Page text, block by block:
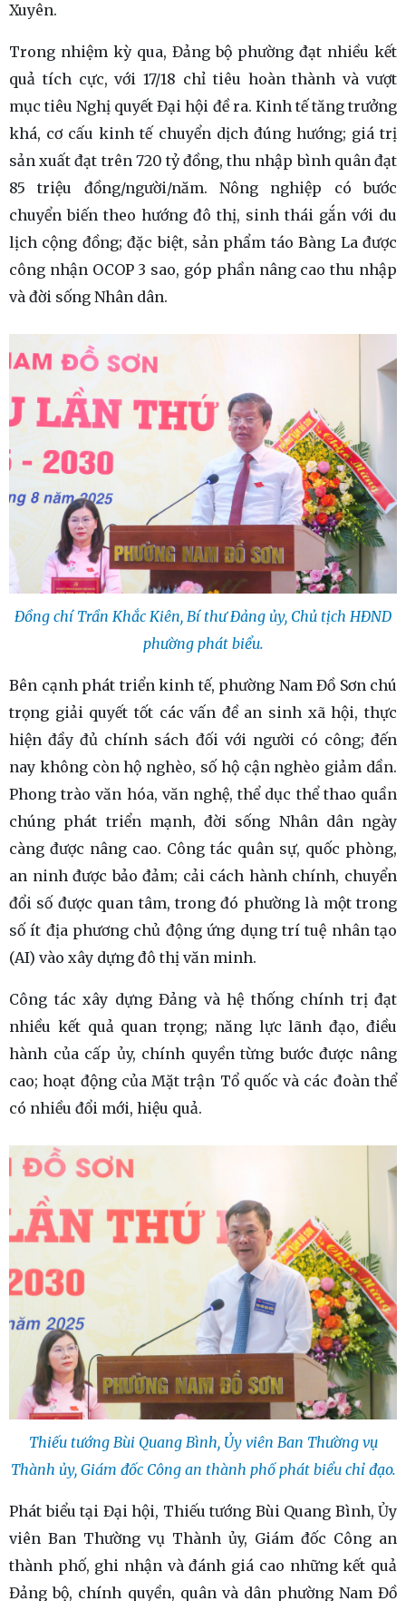
Xuyên.
Trong nhiệm kỳ qua, Đảng bộ phường đạt nhiều kết
quả tích cực, với 17/18 chỉ tiêu hoàn thành và vượt
mục tiêu Nghị quyết Đại hội đề ra. Kinh tế tăng trưởng
khá, cơ cấu kinh tế chuyển dịch đúng hướng; giá trị
sản xuất đạt trên 720 tỷ đồng, thu nhập bình quân đạt
85 triệu đồng/người/năm. Nông nghiệp có bước
chuyển biến theo hướng đô thị, sinh thái gắn với du
lịch cộng đồng; đặc biệt, sản phẩm táo Bàng La được
công nhận OCOP 3 sao, góp phần nâng cao thu nhập
và đời sống Nhân dân.
Đồng chí Trần Khắc Kiên, Bí thư Đảng ủy, Chủ tịch HĐND
phường phát biểu.
Bên cạnh phát triển kinh tế, phường Nam Đồ Sơn chú
trọng giải quyết tốt các vấn đề an sinh xã hội, thực
hiện đầy đủ chính sách đối với người có công; đến
nay không còn hộ nghèo, số hộ cận nghèo giảm dần.
Phong trào văn hóa, văn nghệ, thể dục thể thao quần
chúng phát triển mạnh, đời sống Nhân dân ngày
càng được nâng cao. Công tác quân sự, quốc phòng,
an ninh được bảo đảm; cải cách hành chính, chuyển
đổi số được quan tâm, trong đó phường là một trong
số ít địa phương chủ động ứng dụng trí tuệ nhân tạo
(AI) vào xây dựng đô thị văn minh.
Công tác xây dựng Đảng và hệ thống chính trị đạt
nhiều kết quả quan trọng; năng lực lãnh đạo, điều
hành của cấp ủy, chính quyền từng bước được nâng
cao; hoạt động của Mặt trận Tổ quốc và các đoàn thể
có nhiều đổi mới, hiệu quả.
Thiếu tướng Bùi Quang Bình, Ủy viên Ban Thường vụ
Thành ủy, Giám đốc Công an thành phố phát biểu chỉ đạo.
Phát biểu tại Đại hội, Thiếu tướng Bùi Quang Bình, Ủy
viên Ban Thường vụ Thành ủy, Giám đốc Công an
thành phố, ghi nhận và đánh giá cao những kết quả
Đảng bộ, chính quyền, quân và dân phường Nam Đồ